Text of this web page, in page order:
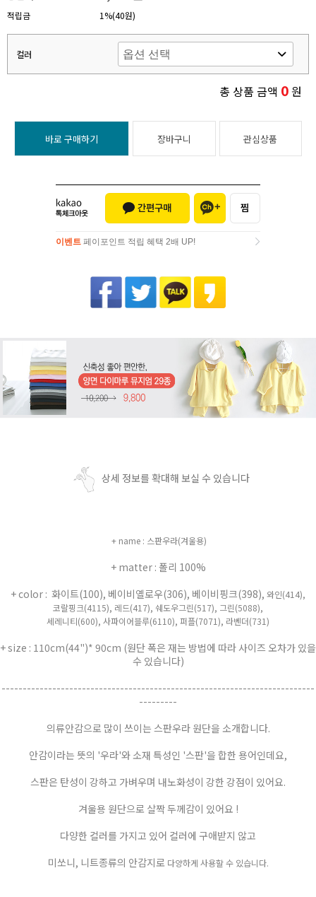
적립금 1%(40원)
컬러
총 상품 금액 0원
바로 구매하기 장바구니 관심상품
이벤트 페이포인트 적립 혜택 2배 UP!
상세 정보를 확대해 보실 수 있습니다
+ name : 스판우라(겨울용)
+ matter : 폴리 100%
+ color : 화이트(100), 베이비옐로우(306), 베이비핑크(398), 와인(414),
코랄핑크(4115), 레드(417), 쉐도우그린(517), 그린(5088),
세레니티(600), 사파이어블루(6110), 퍼플(7071), 라벤더(731)
+ size : 110cm(44")* 90cm (원단 폭은 재는 방법에 따라 사이즈 오차가 있을
수 있습니다)
--------------------------------------------------------------------------
---------
의류안감으로 많이 쓰이는 스판우라 원단을 소개합니다.
안감이라는 뜻의 '우라'와 소재 특성인 '스판'을 합한 용어인데요,
스판은 탄성이 강하고 가벼우며 내노화성이 강한 강점이 있어요.
겨울용 원단으로 살짝 두께감이 있어요 !
다양한 컬러를 가지고 있어 컬러에 구애받지 않고
미쏘니, 니트종류의 안감지로 다양하게 사용할 수 있습니다.